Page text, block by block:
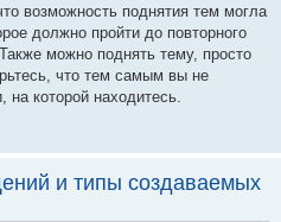
возможность поднятия тем могла
должно пройти до повторного
можно поднять тему, просто
что тем самым вы не
которой находитесь.
и типы создаваемых